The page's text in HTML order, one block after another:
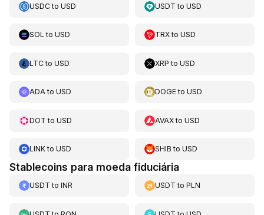
USDCto USD USDT toUSD
SOL to USD TRXtoUSD
LTCto USD XRP toUSD
ADAto USD DOGEtoUSD
DOT to USD AVAXtoUSD
LINKto USD SHIB toUSD
Stablecoins para moeda fiduciária
USDT to INR USDT toPLN